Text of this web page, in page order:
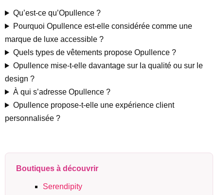
Qu’est-ce qu’Opullence ?
Pourquoi Opullence est-elle considérée comme une
marque de luxe accessible ?
Quels types de vêtements propose Opullence ?
Opullence mise-t-elle davantage sur la qualité ou sur le
design ?
À qui s’adresse Opullence ?
Opullence propose-t-elle une expérience client
personnalisée ?
Boutiques à découvrir
Serendipity